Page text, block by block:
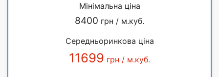
Мінімальна ціна
8400 грн / м.куб.
Середньоринкова ціна
11699 грн / м.куб.